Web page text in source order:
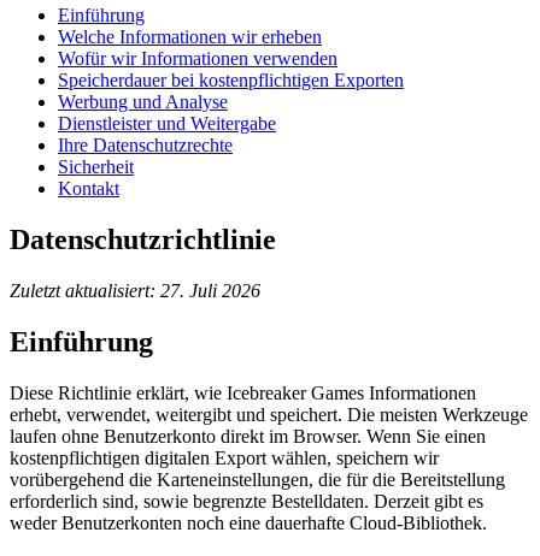
Einführung
Welche Informationen wir erheben
Wofür wir Informationen verwenden
Speicherdauer bei kostenpflichtigen Exporten
Werbung und Analyse
Dienstleister und Weitergabe
Ihre Datenschutzrechte
Sicherheit
Kontakt
Datenschutzrichtlinie
Zuletzt aktualisiert: 27. Juli 2026
Einführung
Diese Richtlinie erklärt, wie Icebreaker Games Informationen
erhebt, verwendet, weitergibt und speichert. Die meisten Werkzeuge
laufen ohne Benutzerkonto direkt im Browser. Wenn Sie einen
kostenpflichtigen digitalen Export wählen, speichern wir
vorübergehend die Karteneinstellungen, die für die Bereitstellung
erforderlich sind, sowie begrenzte Bestelldaten. Derzeit gibt es
weder Benutzerkonten noch eine dauerhafte Cloud-Bibliothek.